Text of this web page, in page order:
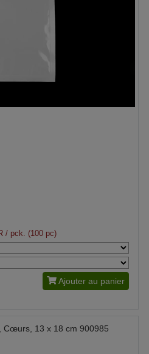
/ pck. (100 pc)
Ajouter au panier
Cœurs, 13 x 18 cm 900985